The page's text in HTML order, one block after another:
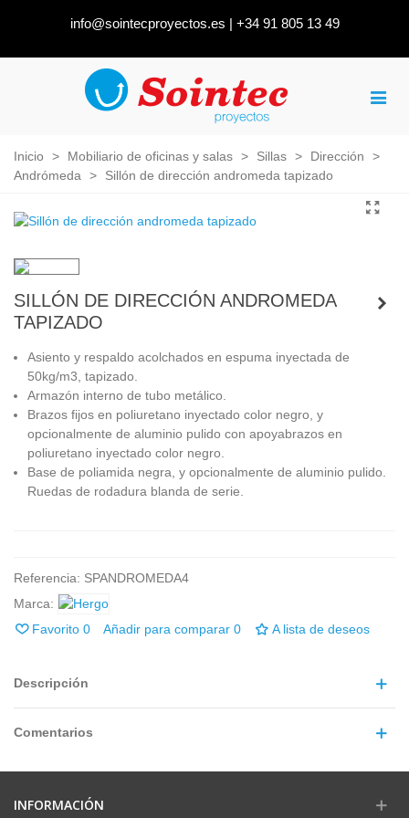
info@sointecproyectos.es | +34 91 805 13 49
Inicio > Mobiliario de oficinas y salas > Sillas > Dirección
>
Andrómeda
> Sillón de dirección andromeda tapizado
SILLÓN DE DIRECCIÓN ANDROMEDA
TAPIZADO
Asiento y respaldo acolchados en espuma inyectada de
50kg/m3, tapizado.
Armazón interno de tubo metálico.
Brazos fijos en poliuretano inyectado color negro, y
opcionalmente de aluminio pulido con apoyabrazos en
poliuretano inyectado color negro.
Base de poliamida negra, y opcionalmente de aluminio pulido.
Ruedas de rodadura blanda de serie.
Referencia: SPANDROMEDA4
Marca:
Favorito 0 Añadir para comparar 0 A lista de deseos
Descripción
Comentarios
INFORMACIÓN